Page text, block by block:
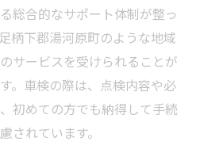
で大切な車を長持ちさせる
ポートを徹底解説
ビスで安心を得る方法
屋なら柔軟に対応可能
険手続きも一度に解決
総合的なサポート体制が整っ
柄下郡湯河原町のような地域
サービスを受けられることが
。車検の際は、点検内容や必
初めての方でも納得して手続
されています。